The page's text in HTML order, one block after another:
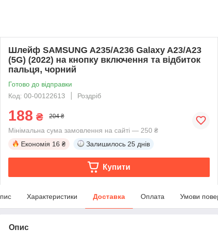
Шлейф SAMSUNG A235/A236 Galaxy A23/A23
(5G) (2022) на кнопку включення та відбиток
пальця, чорний
Готово до відправки
Код: 00-00122613
Роздріб
188 ₴ 204 ₴
Мінімальна сума замовлення на сайті — 250 ₴
Економія 16 ₴ Залишилось 25 днів
Купити
Характеристики Доставка Оплата Умови
Опис